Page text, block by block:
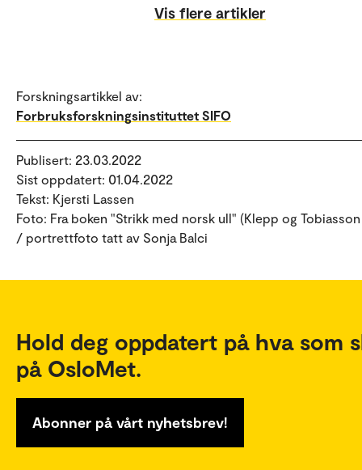
Vis flere artikler
Forskningsartikkel av:
Forbruksforskningsinstituttet SIFO
Publisert: 23.03.2022
Sist oppdatert: 01.04.2022
Tekst: Kjersti Lassen
Foto: Fra boken "Strikk med norsk ull" (Klepp og Tobiasson
/ portrettfoto tatt av Sonja Balci
Hold deg oppdatert på hva som
på OsloMet.
Abonner på vårt nyhetsbrev!